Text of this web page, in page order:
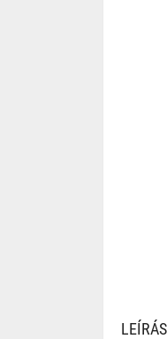
LEÍRÁS